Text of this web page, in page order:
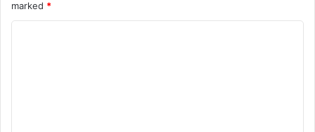
marked *